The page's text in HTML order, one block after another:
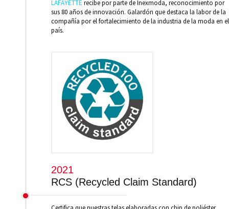
LAFAYETTE recibe por parte de Inexmoda, reconocimiento por
sus 80 años de innovación. Galardón que destaca la labor de la
compañía por el fortalecimiento de la industria de la moda en el
país.
2021
RCS (Recycled Claim Standard)